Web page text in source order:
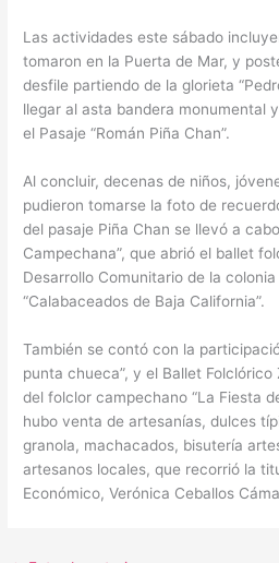
Las actividades este sábado
tomaron en la Puerta de Mar, y
desfile partiendo de la glorieta
llegar al asta bandera monumental
el Pasaje “Román Piña Chan”.
Al concluir, decenas de niños,
pudieron tomarse la foto de
del pasaje Piña Chan se llevó a
Campechana”, que abrió el ballet
Desarrollo Comunitario de la
“Calabaceados de Baja California”.
También se contó con la
punta chueca”, y el Ballet
del folclor campechano “La Fiesta
hubo venta de artesanías, dulces
granola, machacados, bisutería
artesanos locales, que recorrió la
Económico, Verónica Ceballos